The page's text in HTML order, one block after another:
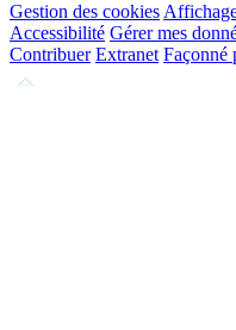
Gestion des cookies
Accessibilité Gérer mes
Contribuer Extranet Façonné